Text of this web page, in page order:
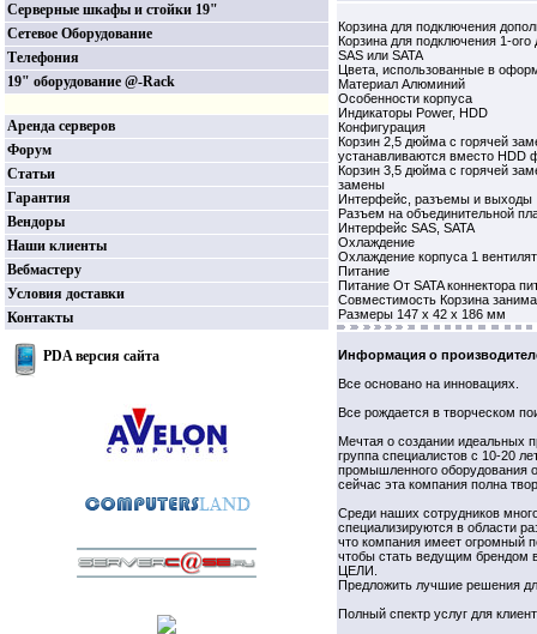
Серверные шкафы и стойки 19"
Сетевое Оборудование
Телефония
19" оборудование @-Rack
Аренда серверов
Форум
Статьи
Гарантия
Вендоры
Наши клиенты
Вебмастеру
Условия доставки
Контакты
PDA версия сайта
Корзина для подключения
Корзина для подключения 1-
SAS или SATA
Цвета, использованные в
Материал Алюминий
Особенности корпуса
Индикаторы Power, HDD
Конфигурация
Корзин 2,5 дюйма с горячей
устанавливаются вместо HDD
Корзин 3,5 дюйма с горячей
замены
Интерфейс, разъемы и выходы
Разъем на объединительной
Интерфейс SAS, SATA
Охлаждение
Охлаждение корпуса 1
Питание
Питание От SATA коннектора
Совместимость Корзина
Размеры 147 x 42 x 186 мм
Информация о
Все основано на инновациях.
Все рождается в творческом
Мечтая о создании идеальных
группа специалистов с 10-20
промышленного оборудования
сейчас эта компания полна
Среди наших сотрудников
специализируются в области
что компания имеет огромный
чтобы стать ведущим брендом
ЦЕЛИ.
Предложить лучшие решения
Полный спектр услуг для